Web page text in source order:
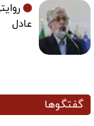
عادل
گفتگوها